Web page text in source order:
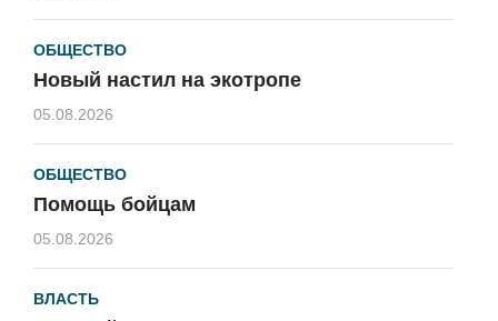
ОБЩЕСТВО
Новый настил на экотропе
05.08.2026
ОБЩЕСТВО
Помощь бойцам
05.08.2026
ВЛАСТЬ